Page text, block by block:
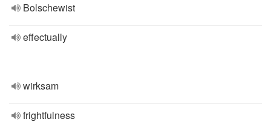
Bolschewist
effectually
wirksam
frightfulness